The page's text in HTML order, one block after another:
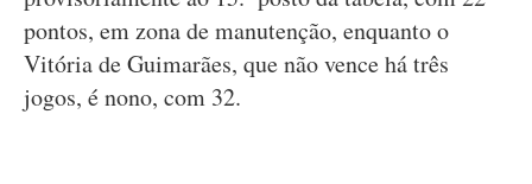
pontos, em zona de manutenção, enquanto o
Vitória de Guimarães, que não vence há três
jogos, é nono, com 32.